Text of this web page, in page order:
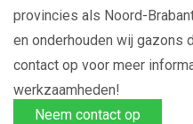
provincies als Noord-
en onderhouden wij gazons
contact op voor meer
werkzaamheden!
Neem contact op